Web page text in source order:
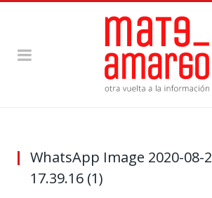
WhatsApp Image 2020-08-
17.39.16 (1)